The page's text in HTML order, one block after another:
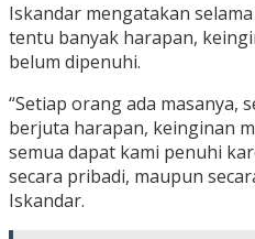
Iskandar mengatakan
tentu banyak harapan,
belum dipenuhi.
“Setiap orang ada masanya,
berjuta harapan, keinginan
semua dapat kami penuhi
secara pribadi, maupun
Iskandar.